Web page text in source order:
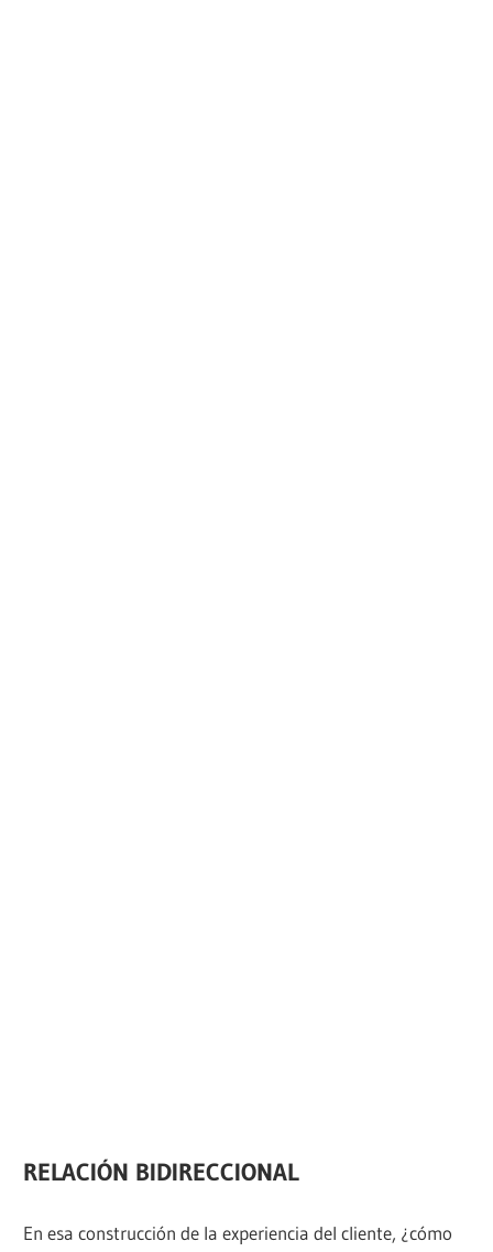
RELACIÓN BIDIRECCIONAL
En esa construcción de la experiencia del cliente, ¿cómo